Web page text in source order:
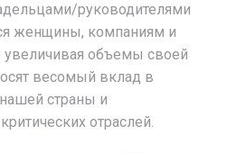
руководителями
женщины, компаниям и
объемы своей
весомый вклад в
страны и
отраслей.